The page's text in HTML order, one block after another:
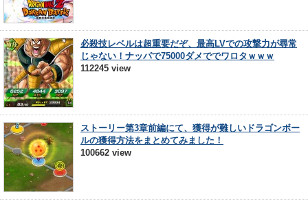
必殺技レベルは超重要だぞ、最高LVでの攻撃力が尋常
じゃない！ナッパで75000ダメででワロタｗｗｗ
112245 view
ストーリー第3章前編にて、獲得が難しいドラゴンボー
ルの獲得方法をまとめてみました！
100662 view